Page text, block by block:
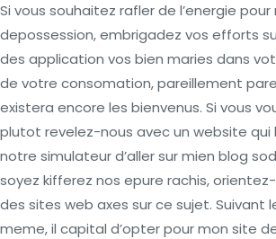
Si vous souhaitez rafler de l’energie
depossession, embrigadez vos efforts
des application vos bien maries dans
de votre consomation, pareillement
existera encore les bienvenus. Si vous
plutot revelez-nous avec un website qui
notre simulateur d’aller sur mien blog
soyez kifferez nos epure rachis,
des sites web axes sur ce sujet. Suivant
meme, il capital d’opter pour mon site